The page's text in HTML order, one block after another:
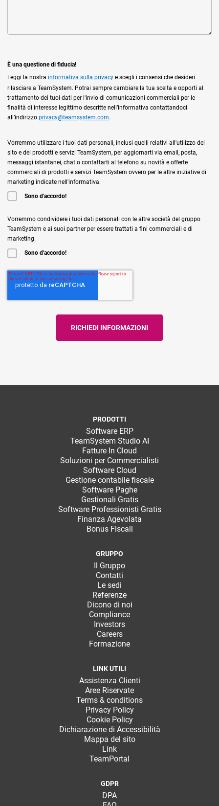
È una questione di fiducia!
Leggi la nostra informativa sulla privacy e scegli i consensi che desideri
rilasciare a TeamSystem. Potrai sempre cambiare la tua scelta e opporti al
trattamento dei tuoi dati per l'invio di comunicazioni commerciali per le
finalità di interesse legittimo descritte nell’informativa contattandoci
all’indirizzo privacy@teamsystem.com.
Vorremmo utilizzare i tuoi dati personali, inclusi quelli relativi all'utilizzo del
sito e dei prodotti e servizi TeamSystem, per aggiornarti via email, posta,
messaggi istantanei, chat o contattarti al telefono su novità e offerte
commerciali di prodotti e servizi TeamSystem ovvero per le altre iniziative di
marketing indicate nell'informativa.
Sono d'accordo!
Vorremmo condividere i tuoi dati personali con le altre società del gruppo
TeamSystem e ai suoi partner per essere trattati a fini commerciali e di
marketing.
Sono d'accordo!
PRODOTTI
Software ERP
TeamSystem Studio AI
Fatture In Cloud
Soluzioni per Commercialisti
Software Cloud
Gestione contabile fiscale
Software Paghe
Gestionali Gratis
Software Professionisti Gratis
Finanza Agevolata
Bonus Fiscali
GRUPPO
Il Gruppo
Contatti
Le sedi
Referenze
Dicono di noi
Compliance
Investors
Careers
Formazione
LINK UTILI
Assistenza Clienti
Aree Riservate
Terms & conditions
Privacy Policy
Cookie Policy
Dichiarazione di Accessibilità
Mappa del sito
Link
TeamPortal
GDPR
DPA